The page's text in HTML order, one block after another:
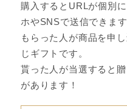
購入するとURLが個別
ホやSNSで送信できます
もらった人が商品を申
じギフトです。
貰った人が当選すると
があります！